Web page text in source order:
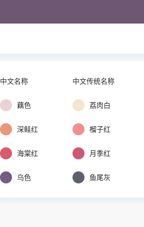
中文名称 中文传统名称
藕色 荔肉白
深鲑红 榴子红
海棠红 月季红
乌色 鱼尾灰